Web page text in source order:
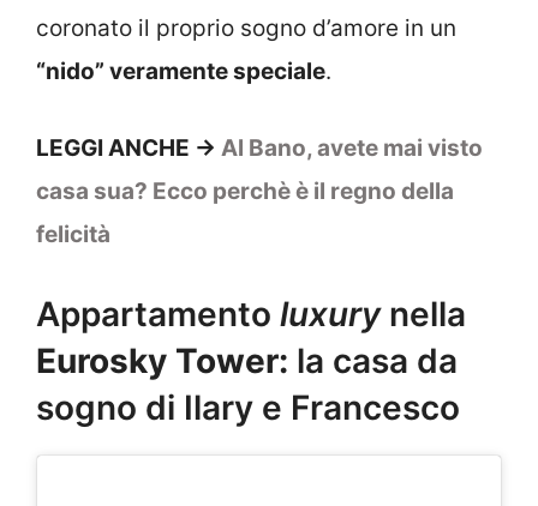
coronato il proprio sogno d’amore in un
“nido” veramente speciale.
LEGGI ANCHE -> Al Bano, avete mai visto
casa sua? Ecco perchè è il regno della
felicità
Appartamento luxurynella
Eurosky Tower: la casa da
sogno di Ilary e Francesco